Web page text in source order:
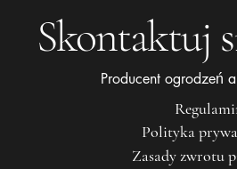
Skontaktuj
Producent ogrodzeń
Polityka
Zasady zwrotu